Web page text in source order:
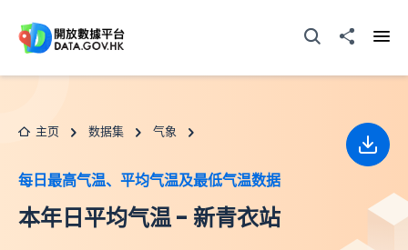
打开搜寻器分享至
主页 数据集 气象
每日最高气温、平均气温及最低气温数据
本年日平均气温 - 新青衣站
下载